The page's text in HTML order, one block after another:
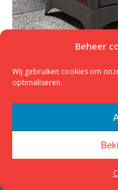
Beheer
Wij gebruiken cookies om
optimaliseren.
© 2023 - K&M